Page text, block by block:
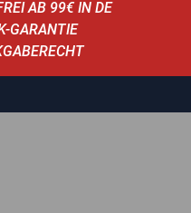
AB 99€ IN DE
GARANTIE